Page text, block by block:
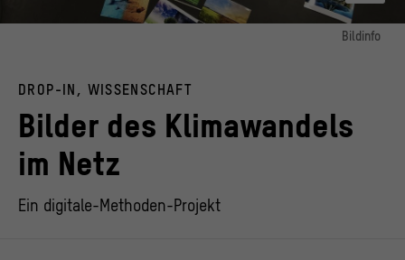
Bildinfo
Klimawandel, Networked Images of Climate Change, Potsdam, 2020.
© Birgit Schneider
DROP-IN, WISSENSCHAFT
Bilder des Klimawandels
im Netz
Ein digitale-Methoden-Projekt